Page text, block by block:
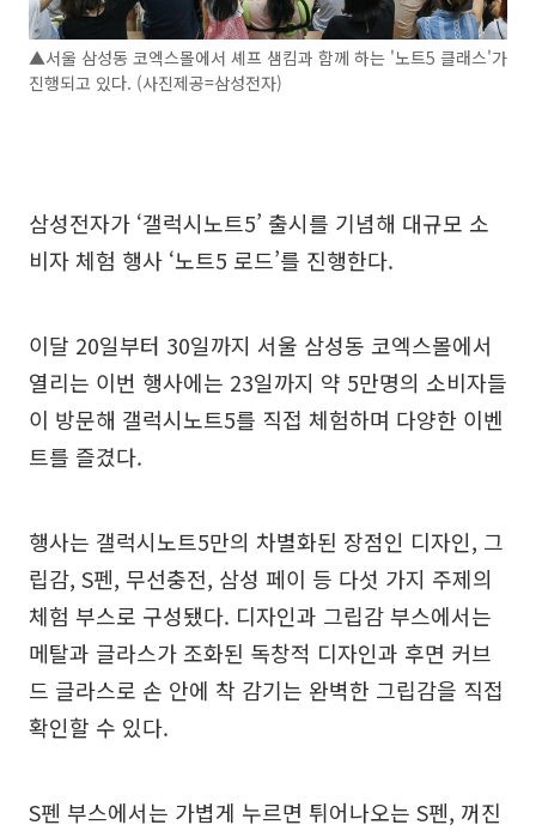
▲서울 삼성동 코엑스몰에서 셰프 샘킴과 함께 하는 '노트5 클래스'가
진행되고 있다. (사진제공=삼성전자)
삼성전자가 ‘갤럭시노트5’ 출시를 기념해 대규모 소
비자 체험 행사 ‘노트5 로드’를 진행한다.
이달 20일부터 30일까지 서울 삼성동 코엑스몰에서
열리는 이번 행사에는 23일까지 약 5만명의 소비자들
이 방문해 갤럭시노트5를 직접 체험하며 다양한 이벤
트를 즐겼다.
행사는 갤럭시노트5만의 차별화된 장점인 디자인, 그
립감, S펜, 무선충전, 삼성 페이 등 다섯 가지 주제의
체험 부스로 구성됐다. 디자인과 그립감 부스에서는
메탈과 글라스가 조화된 독창적 디자인과 후면 커브
드 글라스로 손 안에 착 감기는 완벽한 그립감을 직접
확인할 수 있다.
S펜 부스에서는 가볍게 누르면 튀어나오는 S펜, 꺼진